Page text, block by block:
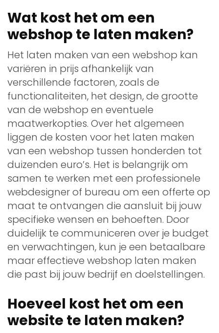
Wat kost het om een
webshop te laten maken?
Het laten maken van een webshop kan
variëren in prijs afhankelijk van
verschillende factoren, zoals de
functionaliteiten, het design, de grootte
van de webshop en eventuele
maatwerkopties. Over het algemeen
liggen de kosten voor het laten maken
van een webshop tussen honderden tot
duizenden euro’s. Het is belangrijk om
samen te werken met een professionele
webdesigner of bureau om een offerte op
maat te ontvangen die aansluit bij jouw
specifieke wensen en behoeften. Door
duidelijk te communiceren over je budget
en verwachtingen, kun je een betaalbare
maar effectieve webshop laten maken
die past bij jouw bedrijf en doelstellingen.
Hoeveel kost het om een
website te laten maken?